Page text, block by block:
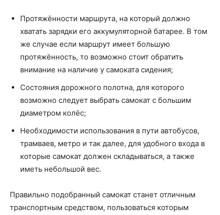
Протяжённости маршрута, на который должно
хватать зарядки его аккумуляторной батарее. В том
же случае если маршрут имеет большую
протяжённость, то возможно стоит обратить
внимание на наличие у самоката сидения;
Состояния дорожного полотна, для которого
возможно следует выбрать самокат с большим
диаметром колёс;
Необходимости использования в пути автобусов,
трамваев, метро и так далее, для удобного входа в
которые самокат должен складываться, а также
иметь небольшой вес.
Правильно подобранный самокат станет отличным
транспортным средством, пользоваться которым